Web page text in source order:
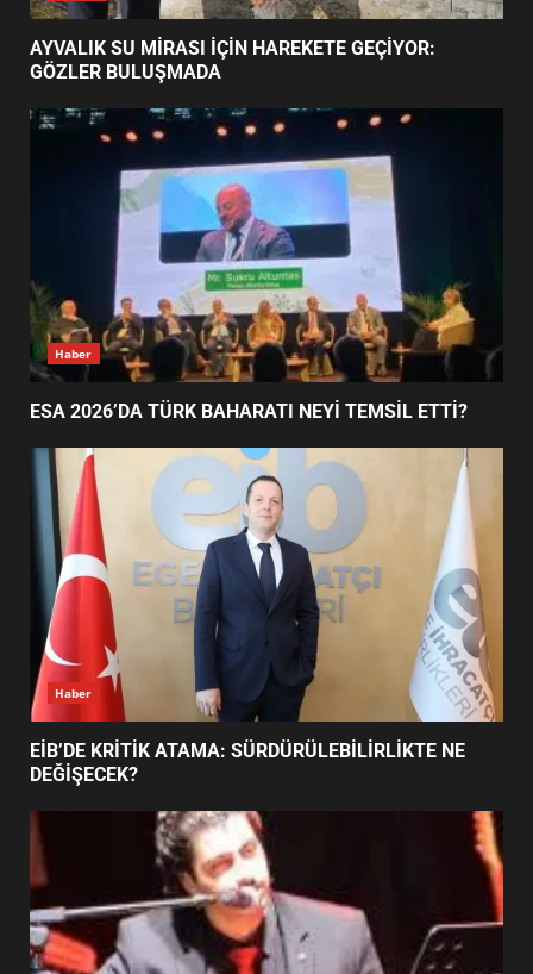
2
NEYİ TEMSİL ETTİ?
EİB’DE KRİTİK ATAMA:
SÜRDÜRÜLEBİLİRLİKTE NE
DEĞİŞECEK?
4
EDREMİT’İN GURURU TÜRKİYE
FİNALİNDE NE BAŞARDI?
5
UZATILDI: NE DEĞİŞTİ?
6
BURHANİYE SATRANÇ
TURNUVASI KAYITLARI NEYİ
DEĞİŞTİRİYOR?
BURHANİYE BELEDİYESPOR’DA
YENİ YÖNETİM NASIL
AYVALIK SU MİRASI İÇİN HAREKETE GEÇİYOR:
GÖZLER BULUŞMADA
Haber
ESA 2026’DA TÜRK BAHARATI NEYİ TEMSİL ETTİ?
Haber
EİB’DE KRİTİK ATAMA: SÜRDÜRÜLEBİLİRLİKTE NE
DEĞİŞECEK?